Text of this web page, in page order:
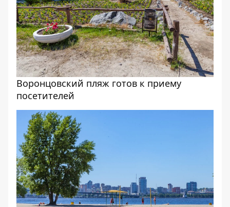
Воронцовский пляж готов к приему
посетителей